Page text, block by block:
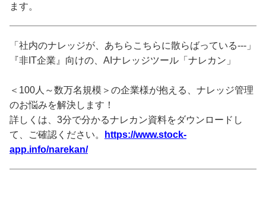
ます。
「社内のナレッジが、あちらこちらに散らばっている---」
『非IT企業』向けの、AIナレッジツール「ナレカン」
＜100人～数万名規模＞の企業様が抱える、ナレッジ管理
のお悩みを解決します！
詳しくは、3分で分かるナレカン資料をダウンロードし
て、ご確認ください。
https://www.stock-
app.info/narekan/